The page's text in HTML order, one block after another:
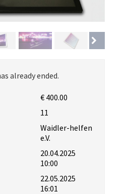
already ended.
€ 400.00
11
Waidler-helfen
e.V.
20.04.2025
10:00
22.05.2025
16:01